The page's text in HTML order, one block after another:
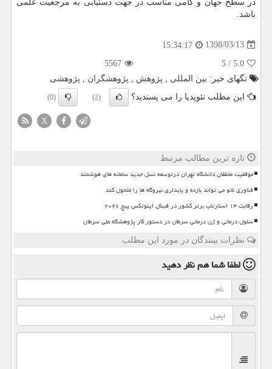
در سطح جهان و گامی مناسب در جهت دستیابی به مرجعیت علمی
باشد.
1398/03/13
15:34:17
5.0
/
5
5567
تگهای خبر: بین المللی , پژوهش , پژوهشگران , پژوهشی
این مطلب نئوپدیا را می پسندید؟
(2)
(0)
X
تازه ترین مطالب مرتبط
موفقیت محققان دانشگاه تهران درتوسعه نسل جدید سامانه های هوشمند
فناوری نانو می تواند بازده و پایداری نیروگاه ها را متحول کند
رقابت ۱۴ استارتاپ برتر کشور در فینال اینوتکس پیچ ۲۰۲۶
سلول درمانی و ژن درمانی سرطان در دستور کار پژوهشگاه ملی سرطان
نظرات بینندگان در مورد این مطلب
لطفا شما همنظر دهید